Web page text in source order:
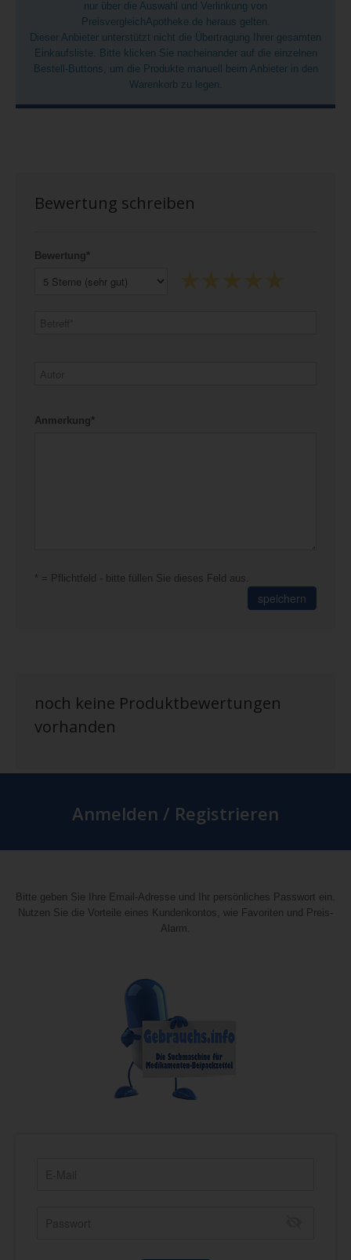
nur über die Auswahl und Verlinkung von
PreisvergleichApotheke.de heraus gelten.
Dieser Anbieter unterstützt nicht die Übertragung Ihrer gesamten
Einkaufsliste. Bitte klicken Sie nacheinander auf die einzelnen
Bestell-Buttons, um die Produkte manuell beim Anbieter in den
Warenkorb zu legen.
Bewertung schreiben
Bewertung*
Anmerkung*
* = Pflichtfeld - bitte füllen Sie dieses Feld aus.
speichern
noch keine Produktbewertungen
vorhanden
Anmelden / Registrieren
Bitte geben Sie Ihre Email-Adresse und Ihr persönliches Passwort ein.
Nutzen Sie die Vorteile eines Kundenkontos, wie Favoriten und Preis-
Alarm.